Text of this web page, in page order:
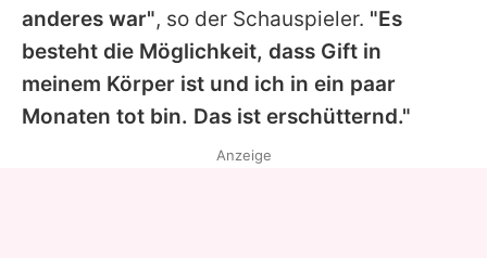
anderes war", so der Schauspieler. "Es
besteht die Möglichkeit, dass Gift in
meinem Körper ist und ich in ein paar
Monaten tot bin. Das ist erschütternd."
Anzeige